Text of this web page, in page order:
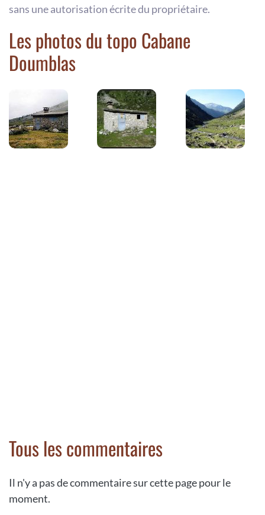
sans une autorisation écrite du propriétaire.
Les photos du topo Cabane
Doumblas
Tous les commentaires
Il n'y a pas de commentaire sur cette page pour le
moment.